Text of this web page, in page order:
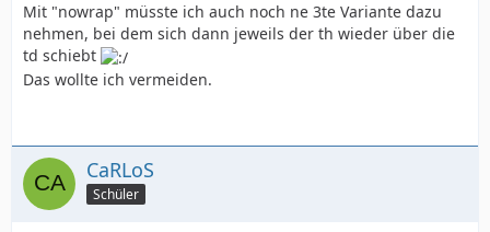
Mit "nowrap" müsste ich auch noch ne 3te Variante dazu
nehmen, bei dem sich dann jeweils der th wieder über die
td schiebt
Das wollte ich vermeiden.
CaRLoS
Schüler